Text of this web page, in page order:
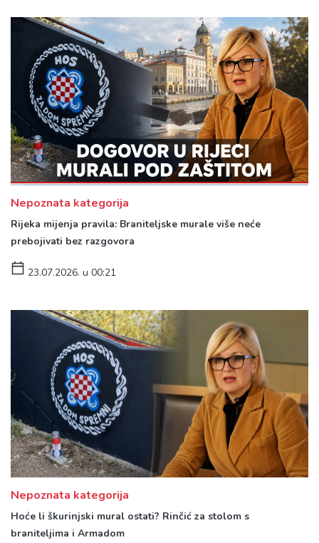
Nepoznata kategorija
Rijeka mijenja pravila: Braniteljske murale više neće
prebojivati bez razgovora
23.07.2026. u 00:21
Nepoznata kategorija
Hoće li škurinjski mural ostati? Rinčić za stolom s
braniteljima i Armadom